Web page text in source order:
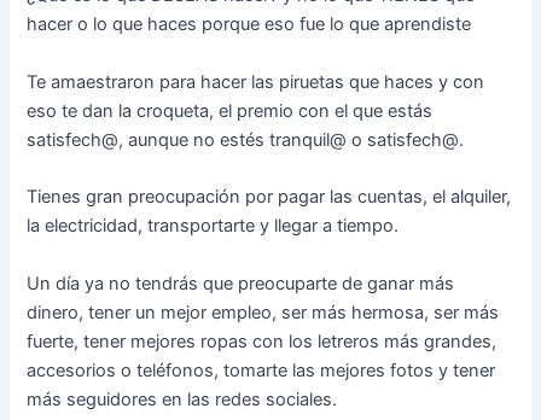
hacer o lo que haces porque eso fue lo que aprendiste
Te amaestraron para hacer las piruetas que haces y con
eso te dan la croqueta, el premio con el que estás
satisfech@, aunque no estés tranquil@ o satisfech@.
Tienes gran preocupación por pagar las cuentas, el alquiler,
la electricidad, transportarte y llegar a tiempo.
Un día ya no tendrás que preocuparte de ganar más
dinero, tener un mejor empleo, ser más hermosa, ser más
fuerte, tener mejores ropas con los letreros más grandes,
accesorios o teléfonos, tomarte las mejores fotos y tener
más seguidores en las redes sociales.